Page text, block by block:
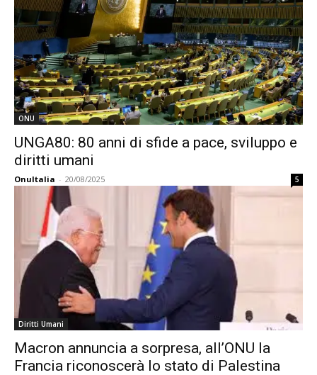
ONU
UNGA80: 80 anni di sfide a pace, sviluppo e
diritti umani
OnuItalia - 20/08/2025 5
Diritti Umani
Macron annuncia a sorpresa, all’ONU la
Francia riconoscerà lo stato di Palestina